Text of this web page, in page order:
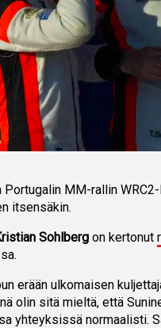
MM-rallin
itsensäkin.
Sohlberg on kertonut
erään ulkomaisen
olin sitä mieltä, että
yhteyksissä normaalisti.